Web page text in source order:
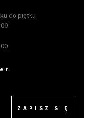
do piątku
ZAPISZ SIĘ